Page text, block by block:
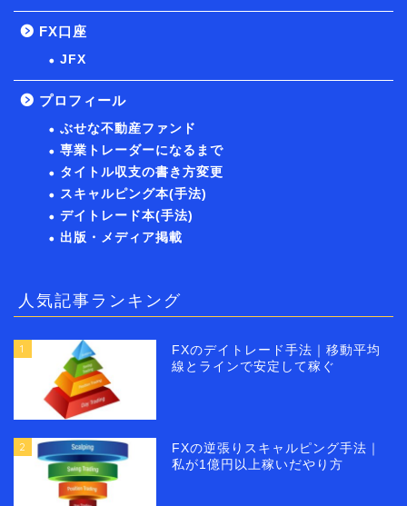
FX口座
JFX
プロフィール
ぶせな不動産ファンド
専業トレーダーになるまで
タイトル収支の書き方変更
スキャルピング本(手法)
デイトレード本(手法)
出版・メディア掲載
人気記事ランキング
1
FXのデイトレード手法｜移動平均
線とラインで安定して稼ぐ
2
FXの逆張りスキャルピング手法｜
私が1億円以上稼いだやり方